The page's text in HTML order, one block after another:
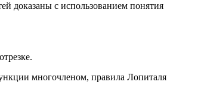
доказаны с использованием понятия
многочленом, правила Лопиталя